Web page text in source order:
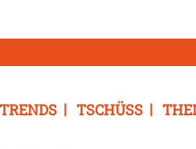
TRENDS TSCHÜSS